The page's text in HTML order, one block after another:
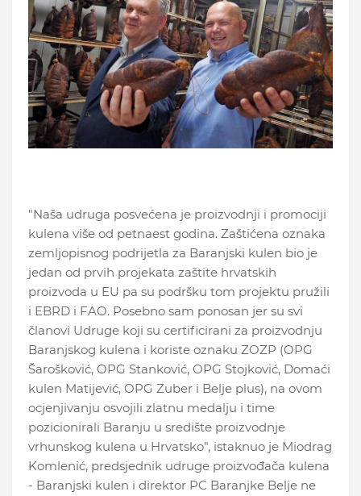
"Naša udruga posvećena je proizvodnji i promociji
kulena više od petnaest godina. Zaštićena oznaka
zemljopisnog podrijetla za Baranjski kulen bio je
jedan od prvih projekata zaštite hrvatskih
proizvoda u EU pa su podršku tom projektu pružili
i EBRD i FAO. Posebno sam ponosan jer su svi
članovi Udruge koji su certificirani za proizvodnju
Baranjskog kulena i koriste oznaku ZOZP (OPG
Šarošković, OPG Stanković, OPG Stojković, Domaći
kulen Matijević, OPG Zuber i Belje plus), na ovom
ocjenjivanju osvojili zlatnu medalju i time
pozicionirali Baranju u središte proizvodnje
vrhunskog kulena u Hrvatsko", istaknuo je Miodrag
Komlenić, predsjednik udruge proizvođača kulena
- Baranjski kulen i direktor PC Baranjke Belje ne